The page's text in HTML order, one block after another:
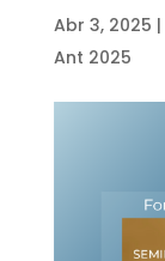
Abr 3, 2025 |
Ant 2025